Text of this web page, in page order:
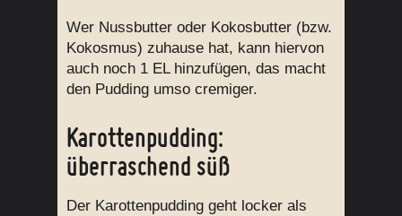
Wer Nussbutter oder Kokosbutter (bzw.
Kokosmus) zuhause hat, kann hiervon
auch noch 1 EL hinzufügen, das macht
den Pudding umso cremiger.
Karottenpudding:
überraschend süß
Der Karottenpudding geht locker als